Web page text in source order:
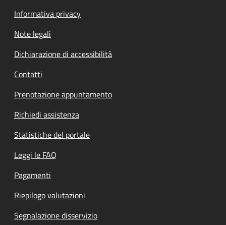
Informativa privacy
Note legali
Dichiarazione di accessibilità
Contatti
Prenotazione appuntamento
Richiedi assistenza
Statistiche del portale
Leggi le FAQ
Pagamenti
Riepilogo valutazioni
Segnalazione disservizio